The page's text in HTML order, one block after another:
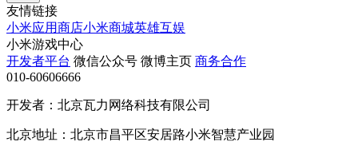
友情链接
小米应用商店小米商城英雄互娱
小米游戏中心
开发者平台 微信公众号 微博主页 商务合作
010-60606666
开发者：北京瓦力网络科技有限公司
北京地址：北京市昌平区安居路小米智慧产业园